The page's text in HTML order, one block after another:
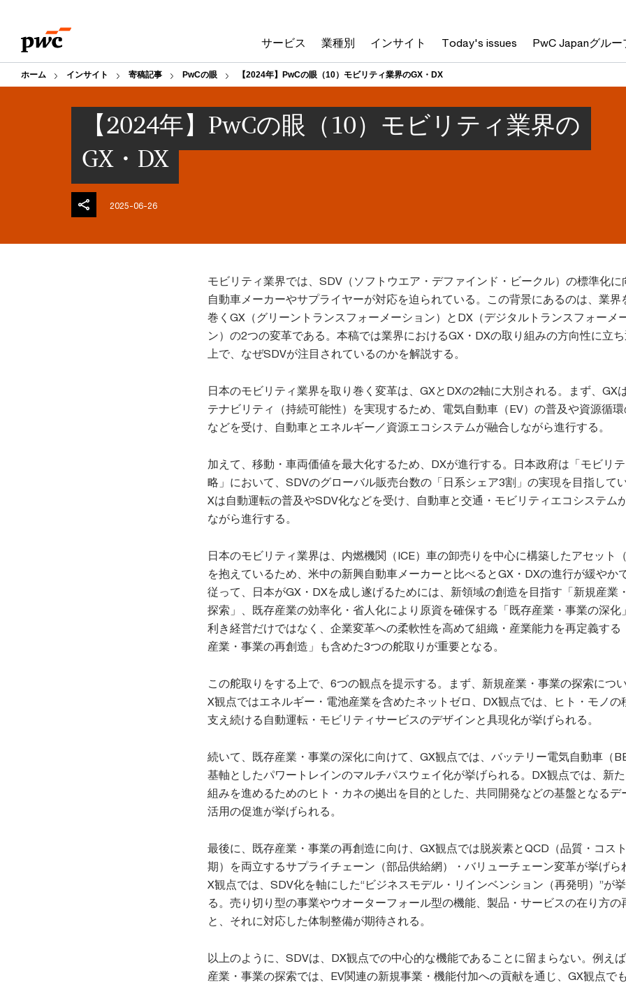
content
footer
サービス 業種別 インサイト Today's issues PwC Japanグルー
ホーム インサイト 寄稿記事 PwCの眼 【2024年】PwCの眼（10）モビリティ業界のGX・DX
【2024年】PwCの眼（10）モビリティ業界の
GX・DX
2025-06-26
モビリティ業界では、SDV（ソフトウエア・デファインド・ビークル）の標準化に
自動車メーカーやサプライヤーが対応を迫られている。この背景にあるのは、業界
巻くGX（グリーントランスフォーメーション）とDX（デジタルトランスフォーメ
ン）の2つの変革である。本稿では業界におけるGX・DXの取り組みの方向性に立
上で、なぜSDVが注目されているのかを解説する。
日本のモビリティ業界を取り巻く変革は、GXとDXの2軸に大別される。まず、GX
テナビリティ（持続可能性）を実現するため、電気自動車（EV）の普及や資源循
などを受け、自動車とエネルギー／資源エコシステムが融合しながら進行する。
加えて、移動・車両価値を最大化するため、DXが進行する。日本政府は「モビリ
略」において、SDVのグローバル販売台数の「日系シェア3割」の実現を目指して
Xは自動運転の普及やSDV化などを受け、自動車と交通・モビリティエコシステム
ながら進行する。
日本のモビリティ業界は、内燃機関（ICE）車の卸売りを中心に構築したアセット
を抱えているため、米中の新興自動車メーカーと比べるとGX・DXの進行が緩やか
従って、日本がGX・DXを成し遂げるためには、新領域の創造を目指す「新規産業
探索」、既存産業の効率化・省人化により原資を確保する「既存産業・事業の深化
利き経営だけではなく、企業変革への柔軟性を高めて組織・産業能力を再定義する
産業・事業の再創造」も含めた3つの舵取りが重要となる。
この舵取りをする上で、6つの観点を提示する。まず、新規産業・事業の探索につ
X観点ではエネルギー・電池産業を含めたネットゼロ、DX観点では、ヒト・モノの
支え続ける自動運転・モビリティサービスのデザインと具現化が挙げられる。
続いて、既存産業・事業の深化に向けて、GX観点では、バッテリー電気自動車（
基軸としたパワートレインのマルチパスウェイ化が挙げられる。DX観点では、新
組みを進めるためのヒト・カネの拠出を目的とした、共同開発などの基盤となるデ
活用の促進が挙げられる。
最後に、既存産業・事業の再創造に向け、GX観点では脱炭素とQCD（品質・コス
期）を両立するサプライチェーン（部品供給網）・バリューチェーン変革が挙げら
X観点では、SDV化を軸にした“ビジネスモデル・リインベンション（再発明）”が
る。売り切り型の事業やウオーターフォール型の機能、製品・サービスの在り方の
と、それに対応した体制整備が期待される。
以上のように、SDVは、DX観点での中心的な機能であることに留まらない。例え
産業・事業の探索では、EV関連の新規事業・機能付加への貢献を通じ、GX観点で